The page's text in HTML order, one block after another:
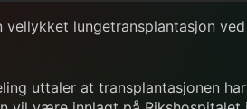
lungetransplantasjon
uttaler at transplantasjonen